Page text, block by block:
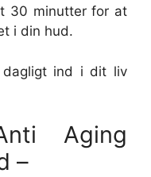
30 minutter for at
i din hud.
ind i dit liv
Aging
–